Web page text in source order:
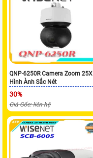
QNP-6250R Camera Zoom 25X
Hình Ành Sắc Nét
30%
Giá Gốc: liên hệ